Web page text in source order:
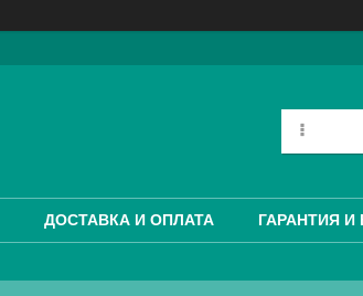
ДОСТАВКА И ОПЛАТА ГАРАНТИЯ И